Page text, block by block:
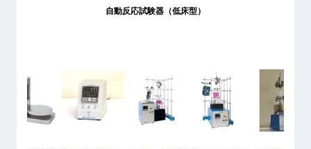
自動反応試験器（低床型）